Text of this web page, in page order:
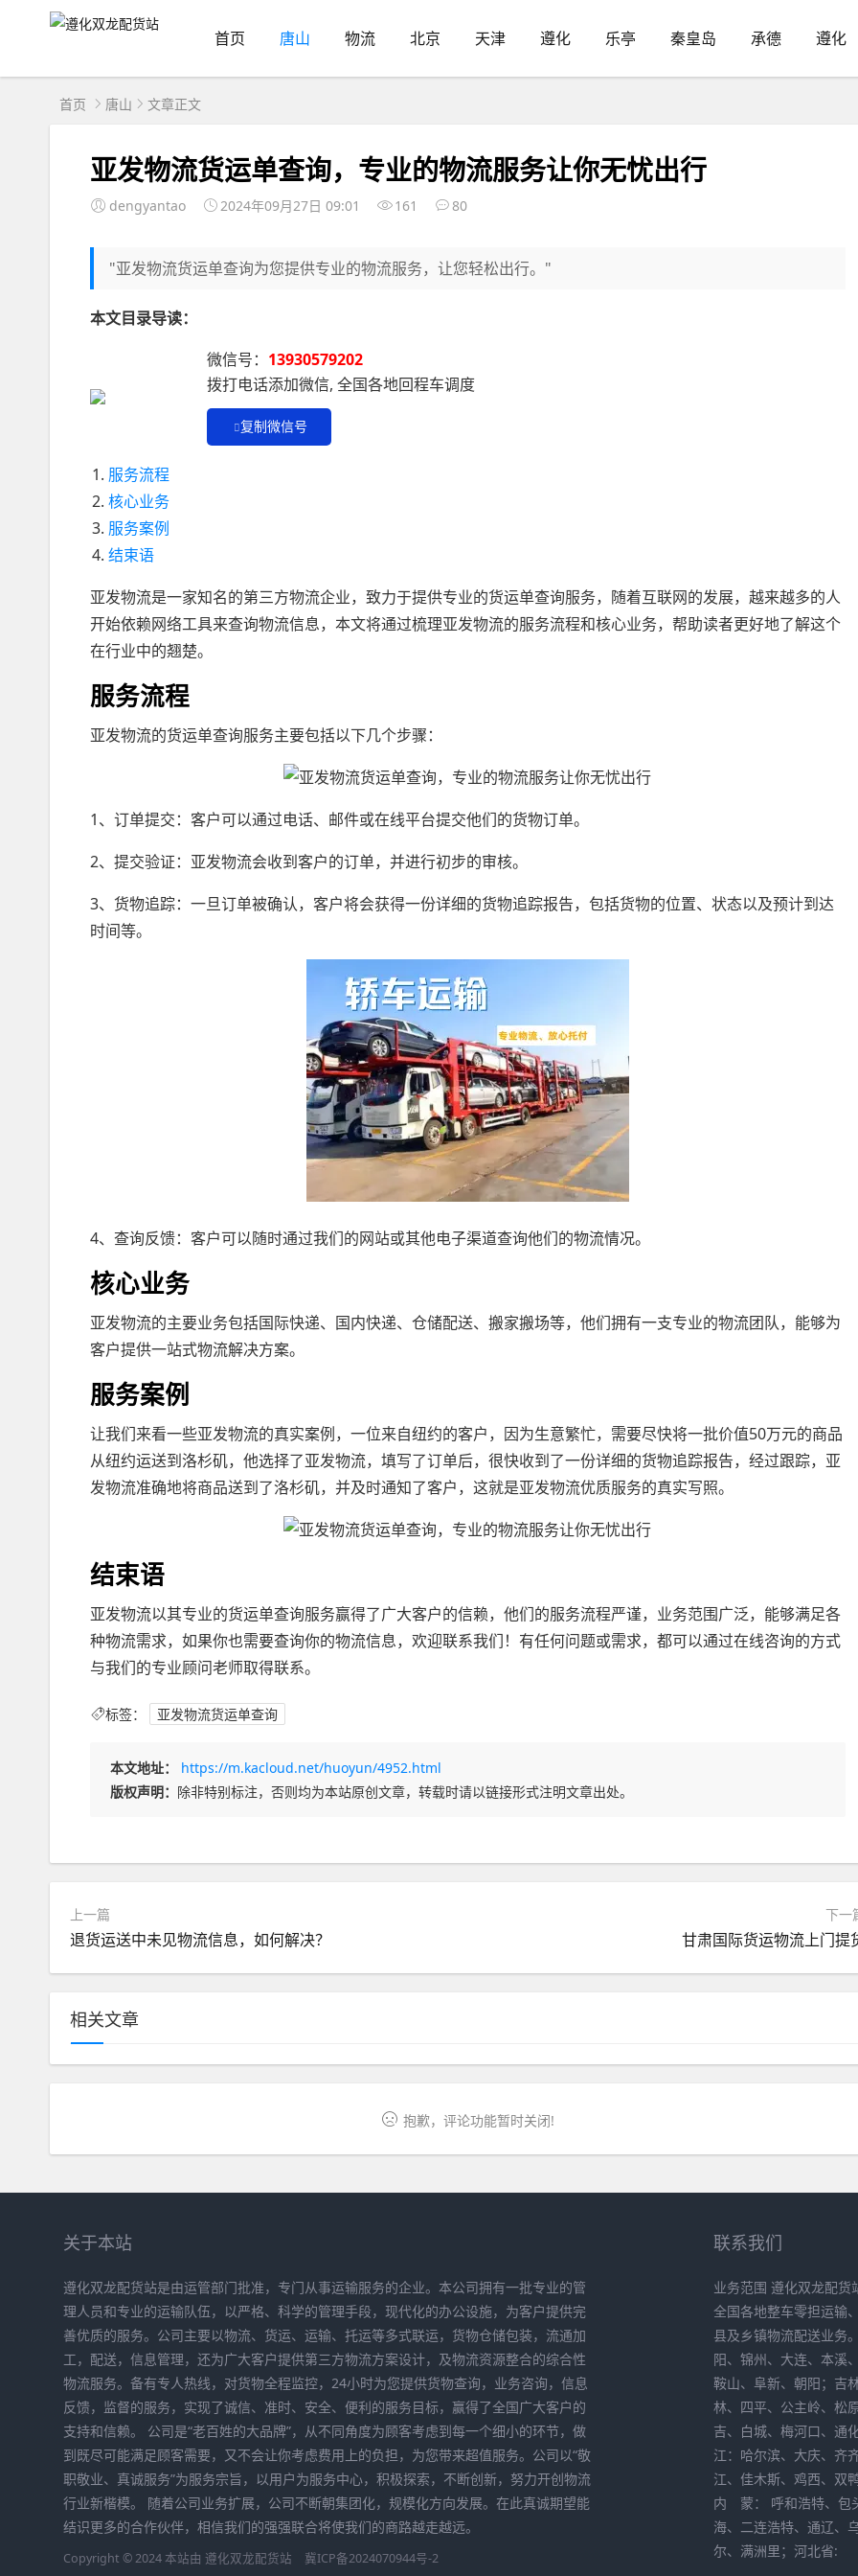
首页 唐山 物流 北京 天津 遵化 乐亭 秦皇岛 承德 遵化
首页 唐山 文章正文
亚发物流货运单查询，专业的物流服务让你无忧出行
dengyantao 2024年09月27日 09:01 161 80
"亚发物流货运单查询为您提供专业的物流服务，让您轻松出行。"
本文目录导读：
微信号： 13930579202
拨打电话添加微信, 全国各地回程车调度
复制微信号
服务流程
核心业务
服务案例
结束语
亚发物流是一家知名的第三方物流企业，致力于提供专业的货运单查询服务，随着互联网的发展，越来越多的人
开始依赖网络工具来查询物流信息，本文将通过梳理亚发物流的服务流程和核心业务，帮助读者更好地了解这个
在行业中的翘楚。
服务流程
亚发物流的货运单查询服务主要包括以下几个步骤：
1、订单提交：客户可以通过电话、邮件或在线平台提交他们的货物订单。
2、提交验证：亚发物流会收到客户的订单，并进行初步的审核。
3、货物追踪：一旦订单被确认，客户将会获得一份详细的货物追踪报告，包括货物的位置、状态以及预计到达
时间等。
4、查询反馈：客户可以随时通过我们的网站或其他电子渠道查询他们的物流情况。
核心业务
亚发物流的主要业务包括国际快递、国内快递、仓储配送、搬家搬场等，他们拥有一支专业的物流团队，能够为
客户提供一站式物流解决方案。
服务案例
让我们来看一些亚发物流的真实案例，一位来自纽约的客户，因为生意繁忙，需要尽快将一批价值50万元的商品
从纽约运送到洛杉矶，他选择了亚发物流，填写了订单后，很快收到了一份详细的货物追踪报告，经过跟踪，亚
发物流准确地将商品送到了洛杉矶，并及时通知了客户，这就是亚发物流优质服务的真实写照。
结束语
亚发物流以其专业的货运单查询服务赢得了广大客户的信赖，他们的服务流程严谨，业务范围广泛，能够满足各
种物流需求，如果你也需要查询你的物流信息，欢迎联系我们！有任何问题或需求，都可以通过在线咨询的方式
与我们的专业顾问老师取得联系。
标签： 亚发物流货运单查询
本文地址：
https://m.kacloud.net/huoyun/4952.html
版权声明： 除非特别标注，否则均为本站原创文章，转载时请以链接形式注明文章出处。
上一篇
退货运送中未见物流信息，如何解决？
下一
甘肃国际货运物流上门提
相关文章
抱歉，评论功能暂时关闭!
关于本站
遵化双龙配货站是由运管部门批准，专门从事运输服务的企业。本公司拥有一批专业的管
理人员和专业的运输队伍，以严格、科学的管理手段，现代化的办公设施，为客户提供完
善优质的服务。公司主要以物流、货运、运输、托运等多式联运，货物仓储包装，流通加
工，配送，信息管理，还为广大客户提供第三方物流方案设计，及物流资源整合的综合性
物流服务。备有专人热线，对货物全程监控，24小时为您提供货物查询，业务咨询，信息
反馈，监督的服务，实现了诚信、准时、安全、便利的服务目标，赢得了全国广大客户的
支持和信赖。 公司是“老百姓的大品牌”，从不同角度为顾客考虑到每一个细小的环节，做
到既尽可能满足顾客需要，又不会让你考虑费用上的负担，为您带来超值服务。公司以“敬
职敬业、真诚服务”为服务宗旨，以用户为服务中心，积极探索，不断创新，努力开创物流
行业新楷模。 随着公司业务扩展，公司不断朝集团化，规模化方向发展。在此真诚期望能
结识更多的合作伙伴，相信我们的强强联合将使我们的商路越走越远。
Copyright © 2024 本站由 遵化双龙配货站 冀ICP备2024070944号-2
联系我们
业务范围 遵化双龙配货
全国各地整车零担运输
县及乡镇物流配送业务
阳、锦州、大连、本溪
鞍山、阜新、朝阳；吉
林、四平、公主岭、松
吉、白城、梅河口、通
江：哈尔滨、大庆、齐
江、佳木斯、鸡西、双
内 蒙： 呼和浩特、包
海、二连浩特、通辽、
尔、满洲里；河北省: